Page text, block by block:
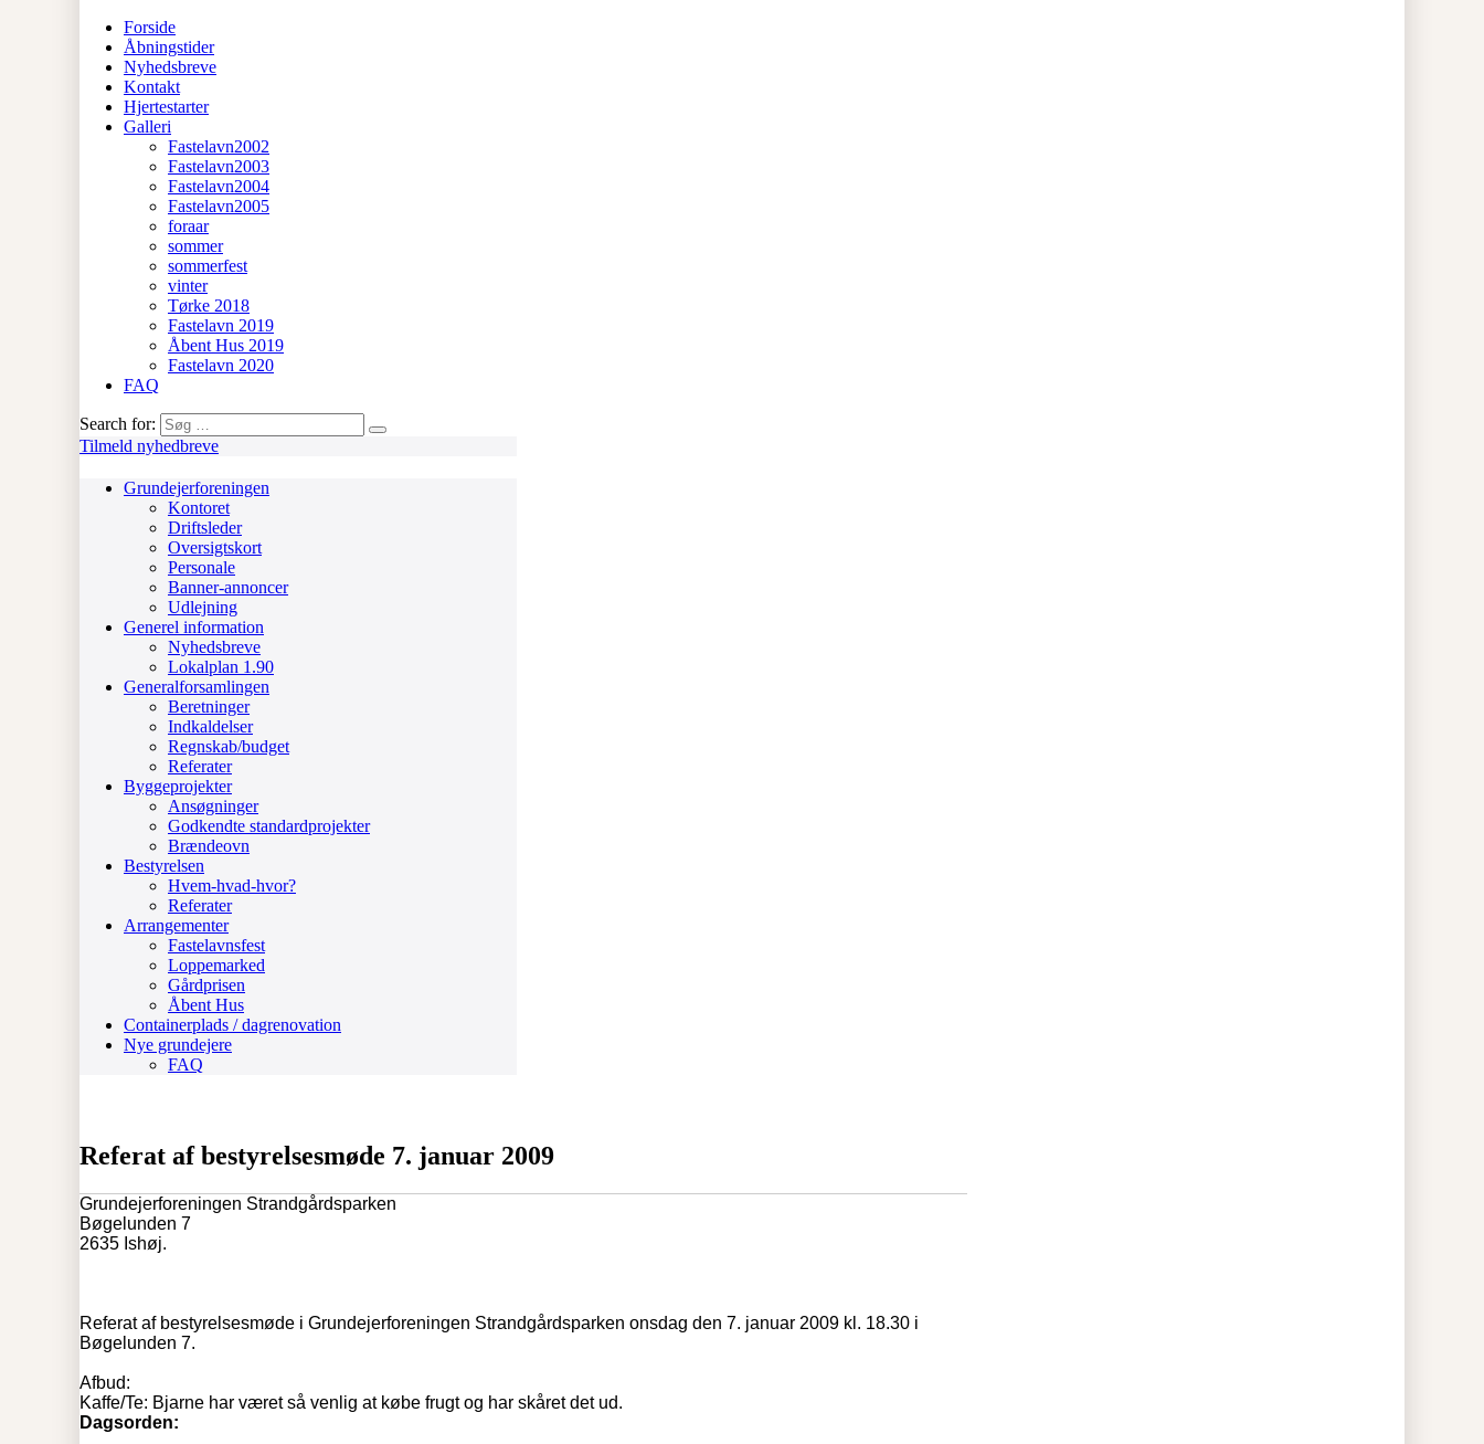
Forside
Åbningstider
Nyhedsbreve
Kontakt
Hjertestarter
Galleri
Fastelavn2002
Fastelavn2003
Fastelavn2004
Fastelavn2005
foraar
sommer
sommerfest
vinter
Tørke 2018
Fastelavn 2019
Åbent Hus 2019
Fastelavn 2020
FAQ
Search for:
Tilmeld nyhedbreve
Grundejerforeningen
Kontoret
Driftsleder
Oversigtskort
Personale
Banner-annoncer
Udlejning
Generel information
Nyhedsbreve
Lokalplan 1.90
Generalforsamlingen
Beretninger
Indkaldelser
Regnskab/budget
Referater
Byggeprojekter
Ansøgninger
Godkendte standardprojekter
Brændeovn
Bestyrelsen
Hvem-hvad-hvor?
Referater
Arrangementer
Fastelavnsfest
Loppemarked
Gårdprisen
Åbent Hus
Containerplads / dagrenovation
Nye grundejere
FAQ
Referat af bestyrelsesmøde 7. januar 2009
Grundejerforeningen Strandgårdsparken
Bøgelunden 7
2635 Ishøj.
Referat af bestyrelsesmøde i Grundejerforeningen Strandgårdsparken onsdag den 7. januar 2009 kl. 18.30 i
Bøgelunden 7.
Afbud:
Kaffe/Te: Bjarne har været så venlig at købe frugt og har skåret det ud.
Dagsorden: